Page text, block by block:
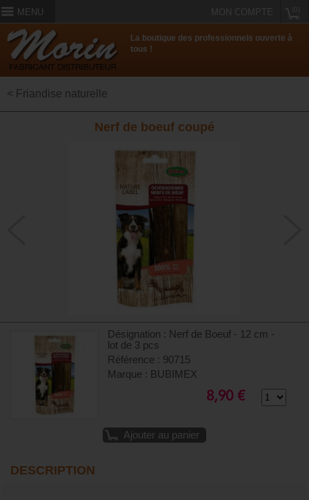
MENU MON COMPTE
La boutique des professionnels ouverte à
tous !
< Friandise naturelle
Nerf de boeuf coupé
Désignation : Nerf de Boeuf - 12 cm -
lot de 3 pcs
Référence : 90715
Marque : BUBIMEX
8,90 €
Ajouter au panier
DESCRIPTION